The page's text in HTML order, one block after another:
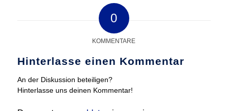
0
KOMMENTARE
Hinterlasse einen Kommentar
An der Diskussion beteiligen?
Hinterlasse uns deinen Kommentar!